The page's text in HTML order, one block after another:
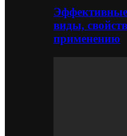
виды,
применению